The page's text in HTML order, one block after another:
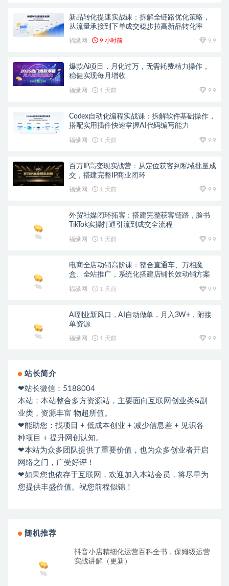
新品转化提速实战课：拆解全链路优化策略，
从流量承接到下单成交稳步拉高新品转化率
福缘网 9 小时前 9.9
爆款Ai项目，月化过万，无需耗费精力操作，
稳健实现每月增收
福缘网 1 天前 9.9
Codex自动化编程实战课：拆解软件基础操作，
搭配实用插件快速掌握AI代码编写能力
福缘网 1 天前 9.9
百万IP高变现实战营：从定位获客到私域批量成
交，搭建完整IP商业闭环
福缘网 1 天前 9.9
外贸社媒闭环拓客：搭建完整获客链路，脸书
TikTok实操打通引流到成交全流程
福缘网 1 天前 9.9
电商全店动销高阶课：整合直通车、万相魔
盒、全站推广，系统化搭建店铺长效动销方案
福缘网 1 天前 9.9
AI副业新风口，AI自动做单，月入3W+，附接
单资源
福缘网 1 天前 9.9
站长简介
❤站长微信：5188004
本站：本站整合多方资源站，主要面向互联网创业类&副
业类，资源丰富 物超所值。
❤能助您：找项目 + 低成本创业 + 减少信息差 + 见识各
种项目 + 提升网创认知。
❤本站为众多团队提供了重要价值，也为众多创业者开启
网络之门，广受好评！
❤如果您也依存于互联网，欢迎加入本站会员，将尽早为
您提供丰盛价值。祝您前程似锦！
随机推荐
抖音小店精细化运营百科全书，保姆级运营
实战讲解（更新）